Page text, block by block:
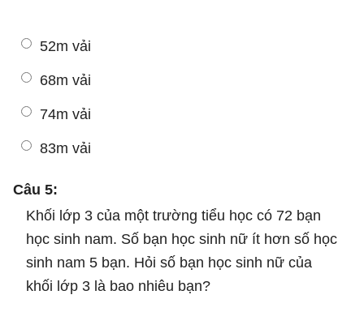
52m vải
68m vải
74m vải
83m vải
Câu 5:
Khối lớp 3 của một trường tiểu học có 72 bạn
học sinh nam. Số bạn học sinh nữ ít hơn số học
sinh nam 5 bạn. Hỏi số bạn học sinh nữ của
khối lớp 3 là bao nhiêu bạn?